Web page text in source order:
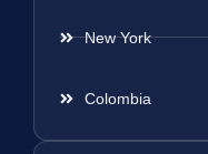
New York
Colombia